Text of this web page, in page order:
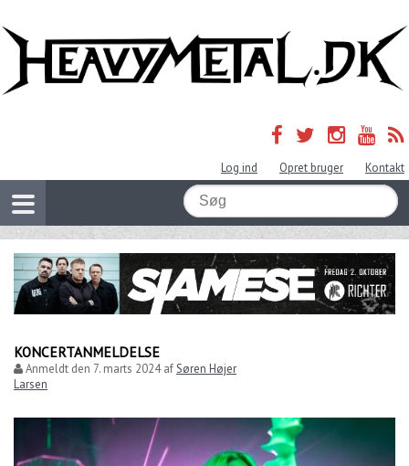
Log ind Opret bruger Kontakt
KONCERTANMELDELSE
Anmeldt den 7. marts 2024afSøren Højer
Larsen